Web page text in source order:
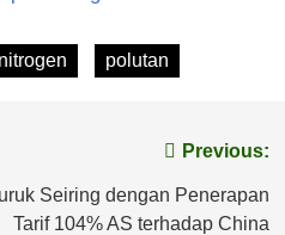
nitrogen polutan
Previous:
Seiring dengan Penerapan
Tarif 104% AS terhadap China